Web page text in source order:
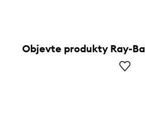
Objevte produkty Ray-